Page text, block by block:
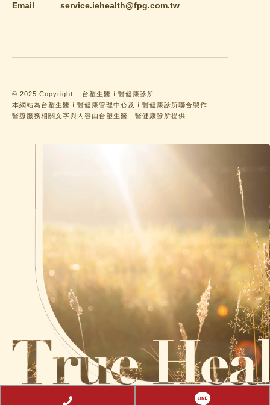
Email
service.iehealth@fpg.com.tw
© 2025 Copyright – 台塑生醫ｉ醫健康診所
本網站為台塑生醫ｉ醫健康管理中心及ｉ醫健康診所聯合製作
醫療服務相關文字與內容由台塑生醫ｉ醫健康診所提供